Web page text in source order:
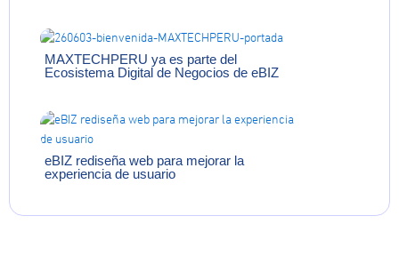
MAXTECHPERU ya es parte del
Ecosistema Digital de Negocios de eBIZ
eBIZ rediseña web para mejorar la
experiencia de usuario